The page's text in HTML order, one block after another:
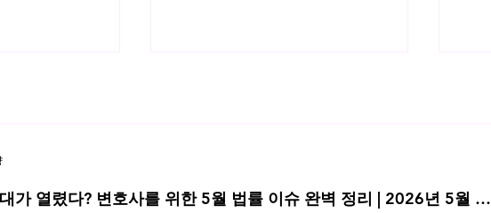
가 열렸다? 변호사를 위한 5월 법률 이슈 완벽 정리 | 2026년 5월 네